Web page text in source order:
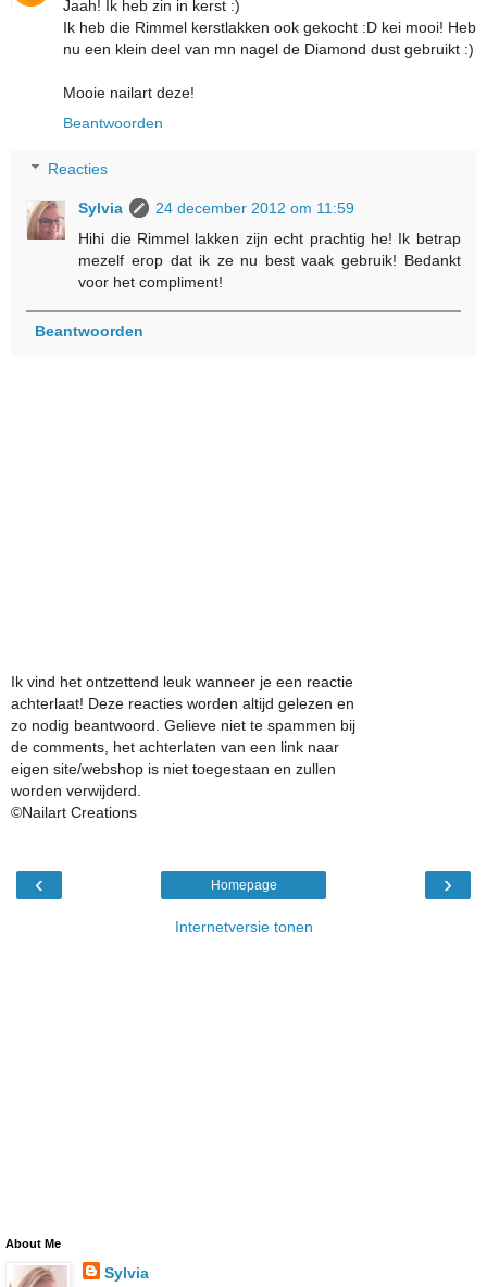
Jaah! Ik heb zin in kerst :)
Ik heb die Rimmel kerstlakken ook gekocht :D kei mooi! Heb
nu een klein deel van mn nagel de Diamond dust gebruikt :)
Mooie nailart deze!
Beantwoorden
Reacties
Sylvia
24 december 2012 om 11:59
Hihi die Rimmel lakken zijn echt prachtig he! Ik betrap
mezelf erop dat ik ze nu best vaak gebruik! Bedankt
voor het compliment!
Beantwoorden
Ik vind het ontzettend leuk wanneer je een reactie
achterlaat! Deze reacties worden altijd gelezen en
zo nodig beantwoord. Gelieve niet te spammen bij
de comments, het achterlaten van een link naar
eigen site/webshop is niet toegestaan en zullen
worden verwijderd.
©Nailart Creations
‹ ›
Homepage
Internetversie tonen
About Me
Sylvia